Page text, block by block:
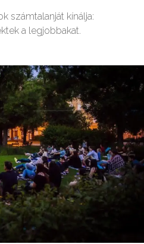
számtalanját kínálja:
a legjobbakat.